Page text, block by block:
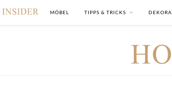
MÖBEL TIPPS & TRICKS